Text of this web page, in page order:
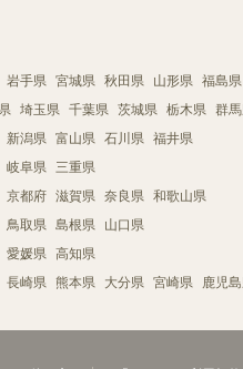
岩手県 宮城県 秋田県 山形県 福島県
埼玉県 千葉県 茨城県 栃木県 群
新潟県 富山県 石川県 福井県
岐阜県 三重県
京都府 滋賀県 奈良県 和歌山県
鳥取県 島根県 山口県
愛媛県 高知県
長崎県 熊本県 大分県 宮崎県 鹿児